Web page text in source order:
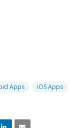
Apps iOS Apps